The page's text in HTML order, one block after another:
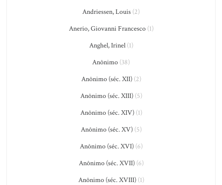
Andriessen, Louis (2)
Anerio, Giovanni Francesco(1)
Anghel, Irinel(1)
Anônimo (38)
Anônimo (séc. XII)(2)
Anônimo (séc. XIII)(5)
Anônimo (séc. XIV)(1)
Anônimo (séc. XV)(5)
Anônimo (séc. XVI)(6)
Anônimo (séc. XVII)(6)
Anônimo (séc. XVIII)(1)